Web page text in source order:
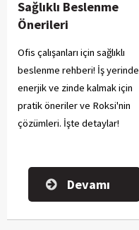
Sağlıklı Beslenme
Önerileri
Ofis çalışanları için sağlıklı
beslenme rehberi! İş yerinde
enerjik ve zinde kalmak için
pratik öneriler ve Roksi'nin
çözümleri. İşte detaylar!
Devamı